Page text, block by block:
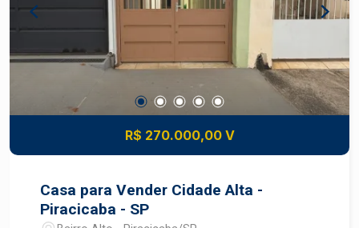
R$ 270.000,00 V
Casa para Vender Cidade Alta -
Piracicaba - SP